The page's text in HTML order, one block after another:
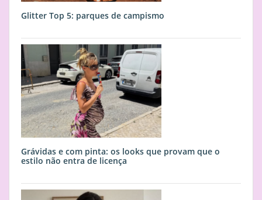
Glitter Top 5: parques de campismo
Grávidas e com pinta: os looks que provam que o
estilo não entra de licença